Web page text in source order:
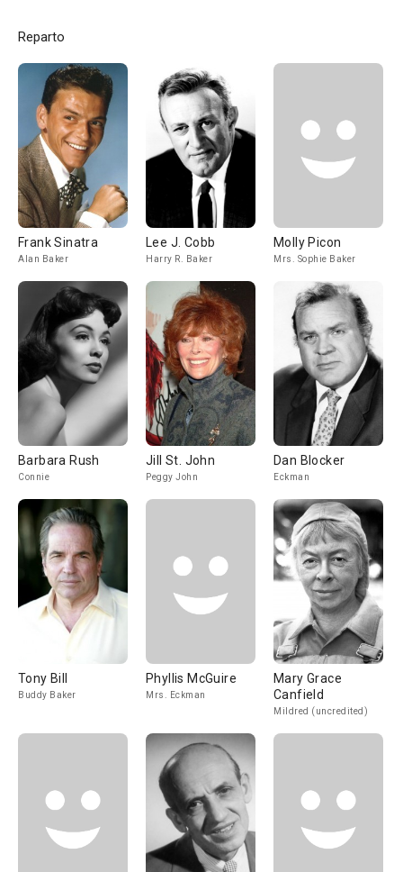
Reparto
Frank Sinatra
Alan Baker
Lee J. Cobb
Harry R. Baker
Molly Picon
Mrs. Sophie Baker
Barbara Rush
Connie
Jill St. John
Peggy John
Dan Blocker
Eckman
Tony Bill
Buddy Baker
Phyllis McGuire
Mrs. Eckman
Mary Grace
Canfield
Mildred (uncredited)